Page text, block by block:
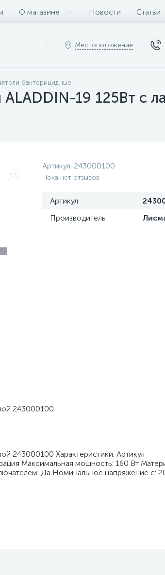
О магазине Новости Статьи
Местоположение
бактерицидные
ALADDIN-19 125Вт с
Артикул: 243000100
Пока нет отзывов
Артикул
Производитель
243000100
243000100 Характеристики: Артикул
Максимальная мощность: 160 Вт
Да Номинальное напряжение с: